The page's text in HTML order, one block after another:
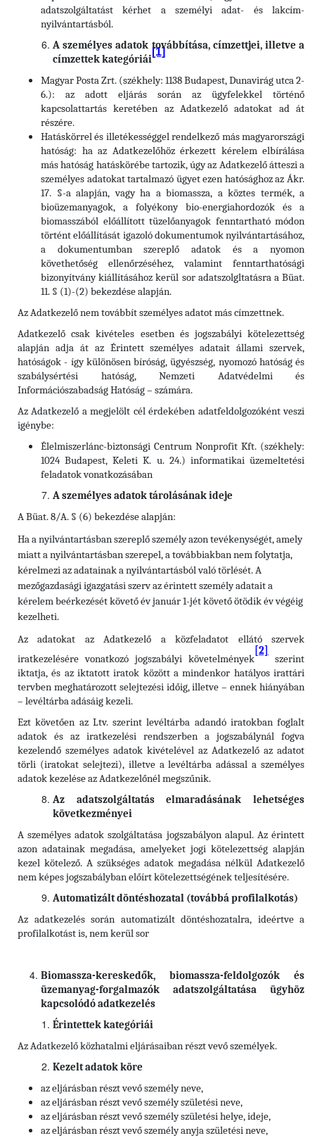
adatszolgáltatást kérhet a személyi adat- és lakcím-
nyilvántartásból.
A személyes adatok továbbítása, címzettjei, illetve a
címzettek kategóriái
[1]
Magyar Posta Zrt. (székhely: 1138 Budapest, Dunavirág utca 2-
6.): az adott eljárás során az ügyfelekkel történő
kapcsolattartás keretében az Adatkezelő adatokat ad át
részére.
Hatáskörrel és illetékességgel rendelkező más magyarországi
hatóság: ha az Adatkezelőhöz érkezett kérelem elbírálása
más hatóság hatáskörébe tartozik, úgy az Adatkezelő átteszi a
személyes adatokat tartalmazó ügyet ezen hatósághoz az Ákr.
17. §-a alapján, vagy ha a biomassza, a köztes termék, a
bioüzemanyagok, a folyékony bio-energiahordozók és a
biomasszából előállított tüzelőanyagok fenntartható módon
történt előállítását igazoló dokumentumok nyilvántartásához,
a dokumentumban szereplő adatok és a nyomon
követhetőség ellenőrzéséhez, valamint fenntarthatósági
bizonyítvány kiállításához kerül sor adatszolgltatásra a Büat.
11. § (1)-(2) bekezdése alapján.
Az Adatkezelő nem továbbít személyes adatot más címzettnek.
Adatkezelő csak kivételes esetben és jogszabályi kötelezettség
alapján adja át az Érintett személyes adatait állami szervek,
hatóságok - így különösen bíróság, ügyészség, nyomozó hatóság és
szabálysértési hatóság, Nemzeti Adatvédelmi és
Információszabadság Hatóság – számára.
Az Adatkezelő a megjelölt cél érdekében adatfeldolgozóként veszi
igénybe:
Élelmiszerlánc-biztonsági Centrum Nonprofit Kft. (székhely:
1024 Budapest, Keleti K. u. 24.) informatikai üzemeltetési
feladatok vonatkozásában
A személyes adatok tárolásának ideje
A Büat. 8/A. § (6) bekezdése alapján:
Ha a nyilvántartásban szereplő személy azon tevékenységét, amely
miatt a nyilvántartásban szerepel, a továbbiakban nem folytatja,
kérelmezi az adatainak a nyilvántartásból való törlését. A
mezőgazdasági igazgatási szerv az érintett személy adatait a
kérelem beérkezését követő év január 1-jét követő ötödik év végéig
kezelheti.
Az adatokat az Adatkezelő a közfeladatot ellátó szervek
iratkezelésére vonatkozó jogszabályi követelmények
[2]
szerint
iktatja, és az iktatott iratok között a mindenkor hatályos irattári
tervben meghatározott selejtezési időig, illetve – ennek hiányában
– levéltárba adásáig kezeli.
Ezt követően az Ltv. szerint levéltárba adandó iratokban foglalt
adatok és az iratkezelési rendszerben a jogszabálynál fogva
kezelendő személyes adatok kivételével az Adatkezelő az adatot
törli (iratokat selejtezi), illetve a levéltárba adással a személyes
adatok kezelése az Adatkezelőnél megszűnik.
Az adatszolgáltatás elmaradásának lehetséges
következményei
A személyes adatok szolgáltatása jogszabályon alapul. Az érintett
azon adatainak megadása, amelyeket jogi kötelezettség alapján
kezel kötelező. A szükséges adatok megadása nélkül Adatkezelő
nem képes jogszabályban előírt kötelezettségének teljesítésére.
Automatizált döntéshozatal (továbbá profilalkotás)
Az adatkezelés során automatizált döntéshozatalra, ideértve a
profilalkotást is, nem kerül sor
Biomassza-kereskedők, biomassza-feldolgozók és
üzemanyag-forgalmazók adatszolgáltatása ügyhöz
kapcsolódó adatkezelés
Érintettek kategóriái
Az Adatkezelő közhatalmi eljárásaiban részt vevő személyek.
Kezelt adatok köre
az eljárásban részt vevő személy neve,
az eljárásban részt vevő személy születési neve,
az eljárásban részt vevő személy születési helye, ideje,
az eljárásban részt vevő személy anyja születési neve,